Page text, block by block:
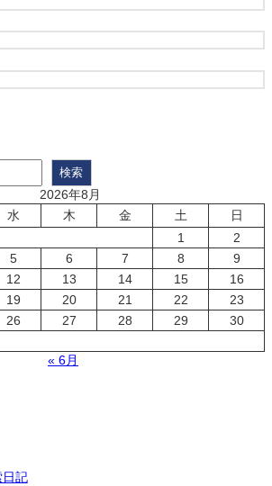
検索
2026年8月
水 木 金 土
日
1
2
5 6 7 8
9
12 13 14 15
16
19 20 21 22
23
26 27 28 29
30
« 6月
日記